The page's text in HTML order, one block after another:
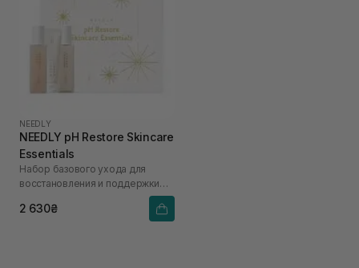
NEEDLY
NEEDLY pH Restore Skincare
Essentials
Набор базового ухода для
восстановления и поддержки
2 630₴